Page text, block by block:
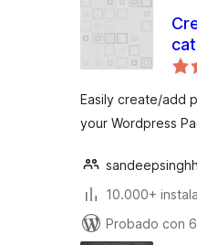
Easily create/add
your Wordpress
10.000+
Probado con